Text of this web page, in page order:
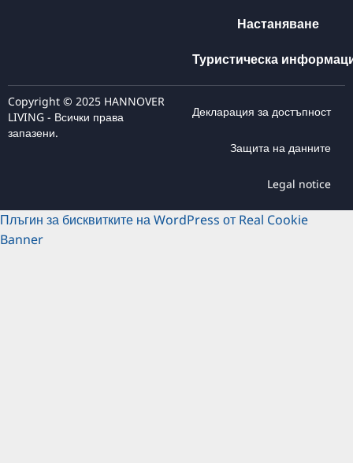
Настаняване
Туристическа
Copyright © 2025 HANNOVER
LIVING - Всички права
запазени.
Декларация за достъпност
Защита на данните
Legal notice
Плъгин за бисквитките на WordPress от Real Cookie
Banner